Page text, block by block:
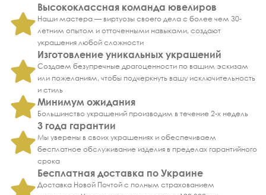
Высококлассная команда ювелиров
Наши мастера — виртуозы своего дела с более чем 30-
летним опытом и отточенными навыками, создают
украшения любой сложности
Изготовление уникальных украшений
Создаем безупречные драгоценности по вашим эскизам
или пожеланиям, чтобы подчеркнуть вашу исключительность
и стиль
Минимум ожидания
Большинство украшений производим в течение 2-х недель
3 года гарантии
Мы уверены в своих украшениях и обеспечиваем
бесплатное обслуживание изделия в пределах гарантийного
срока
Бесплатная доставка по Украине
Доставка Новой Почтой с полным страхованием